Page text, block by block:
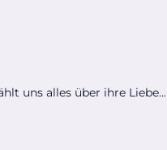
uns alles über ihre Liebe...